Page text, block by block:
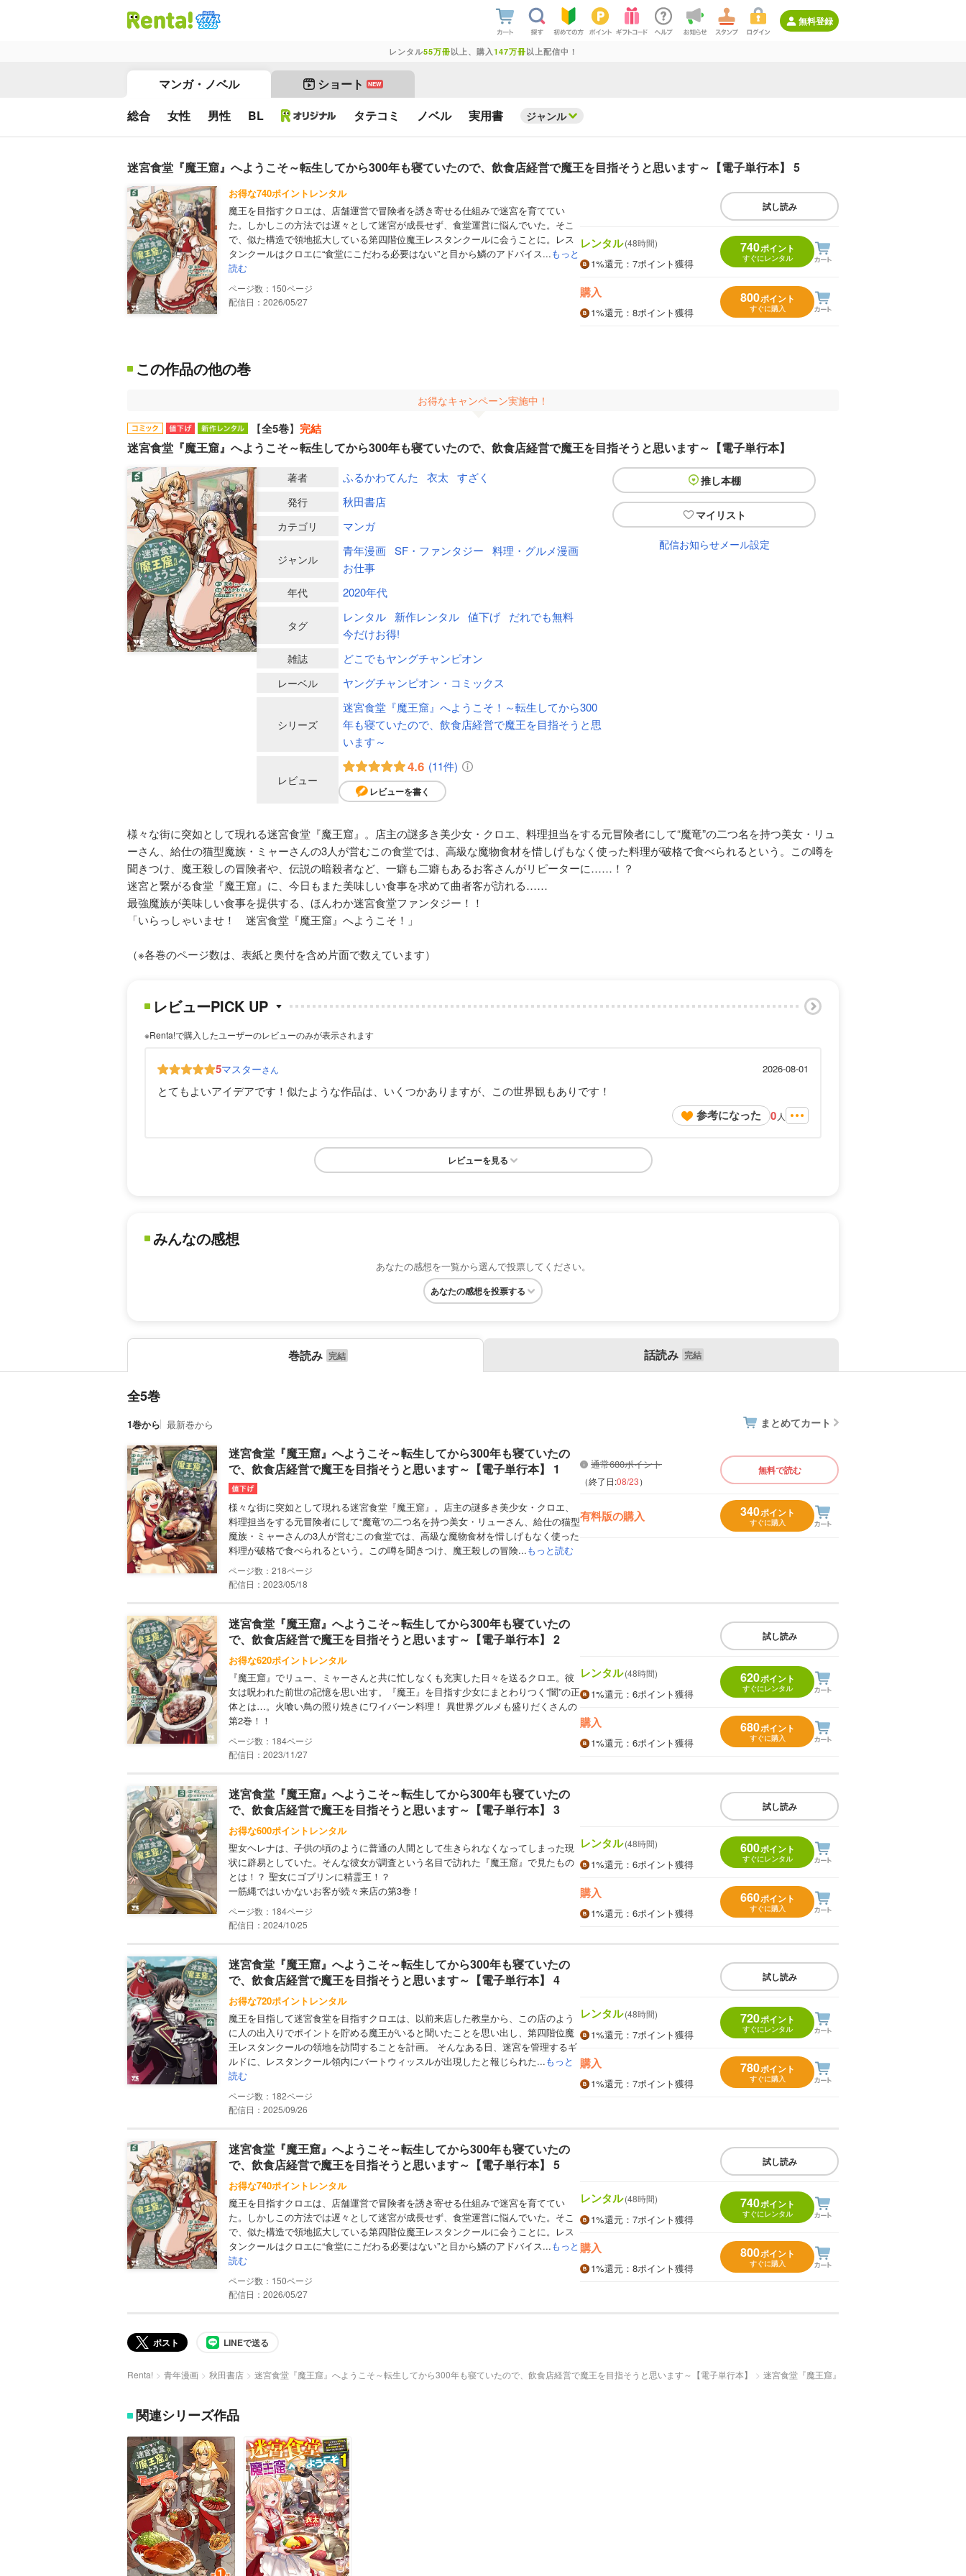
無料登録
レンタル55万冊以上、購入 147万冊以上配信中！
マンガ・ノベル ショート NEW
総合 女性 男性 BL タテコミ ノベル 実用書 ジャンル
迷宮食堂『魔王窟』へようこそ～転生してから300年も寝ていたので、飲食店経営で魔王を目指そうと思います～【電子単行本】 5
お得な740ポイントレンタル
魔王を目指すクロエは、店舗運営で冒険者を誘き寄せる仕組みで迷宮を育ててい
た。しかしこの方法では遅々として迷宮が成長せず、食堂運営に悩んでいた。そこ
で、似た構造で領地拡大している第四階位魔王レスタンクールに会うことに。レス
タンクールはクロエに“食堂にこだわる必要はない”と目から鱗のアドバイス...もっと
読む
150
配信日：2026/05/27
試し読み
レンタル(48時間)
1%還元 ：7ポイント獲得
740ポイント
すぐにレンタル
購入
1%還元 ：8ポイント獲得
800ポイント
すぐに購入
この作品の他の巻
お得なキャンペーン実施中！
【全5巻】 完結
迷宮食堂『魔王窟』へようこそ～転生してから300年も寝ていたので、飲食店経営で魔王を目指そうと思います～【電子単行本】
推し本棚
マイリスト
配信お知らせメール設定
著者 ふるかわてんた 衣太 すざく
発行 秋田書店
カテゴリ マンガ
ジャンル
青年漫画 SF・ファンタジー
料理・グルメ漫画
お仕事
年代 2020年代
タグ
レンタル 新作レンタル 値下げ
だれでも無料
今だけお得!
雑誌 どこでもヤングチャンピオン
レーベル ヤングチャンピオン・コミックス
シリーズ
迷宮食堂『魔王窟』へようこそ！～転生してから300
年も寝ていたので、飲食店経営で魔王を目指そうと思
います～
レビュー
4.6 (11件)
レビューを書く
様々な街に突如として現れる迷宮食堂『魔王窟』。店主の謎多き美少女・クロエ、料理担当をする元冒険者にして“魔竜”の二つ名を持つ美女・リュ
ーさん、給仕の猫型魔族・ミャーさんの3人が営むこの食堂では、高級な魔物食材を惜しげもなく使った料理が破格で食べられるという。この噂を
聞きつけ、魔王殺しの冒険者や、伝説の暗殺者など、一癖も二癖もあるお客さんがリピーターに……！？
迷宮と繋がる食堂『魔王窟』に、今日もまた美味しい食事を求めて曲者客が訪れる……
最強魔族が美味しい食事を提供する、ほんわか迷宮食堂ファンタジー！！
「いらっしゃいませ！ 迷宮食堂『魔王窟』へようこそ！」
（※各巻のページ数は、表紙と奥付を含め片面で数えています）
レビューPICK UP
※Renta!で購入したユーザーのレビューのみが表示されます
5マスターさん 2026-08-01
とてもよいアイデアです！似たような作品は、いくつかありますが、この世界観もありです！
参考になった 0 人
レビューを見る
みんなの感想
あなたの感想を一覧から選んで投票してください。
あなたの感想を投票する
巻読み 話読み
全5巻
1巻から 最新巻から まとめてカート
迷宮食堂『魔王窟』へようこそ～転生してから300年も寝ていたの
で、飲食店経営で魔王を目指そうと思います～【電子単行本】 1
様々な街に突如として現れる迷宮食堂『魔王窟』。店主の謎多き美少女・クロエ、
料理担当をする元冒険者にして“魔竜”の二つ名を持つ美女・リューさん、給仕の猫型
魔族・ミャーさんの3人が営むこの食堂では、高級な魔物食材を惜しげもなく使った
料理が破格で食べられるという。この噂を聞きつけ、魔王殺しの冒険...もっと読む
218
配信日：2023/05/18
通常680ポイント
（終了日:08/23）
無料で読む
有料版の購入 340ポイント
すぐに購入
迷宮食堂『魔王窟』へようこそ～転生してから300年も寝ていたの
で、飲食店経営で魔王を目指そうと思います～【電子単行本】 2
お得な620ポイントレンタル
『魔王窟』でリュー、ミャーさんと共に忙しなくも充実した日々を送るクロエ。彼
女は呪われた前世の記憶を思い出す。『魔王』を目指す少女にまとわりつく“闇”の正
体とは…。火喰い鳥の照り焼きにワイバーン料理！ 異世界グルメも盛りだくさんの
第2巻！！
184
配信日：2023/11/27
試し読み
レンタル(48時間)
1%還元 ：6ポイント獲得
620ポイント
すぐにレンタル
購入
1%還元 ：6ポイント獲得
680ポイント
すぐに購入
迷宮食堂『魔王窟』へようこそ～転生してから300年も寝ていたの
で、飲食店経営で魔王を目指そうと思います～【電子単行本】 3
お得な600ポイントレンタル
聖女ヘレナは、子供の頃のように普通の人間として生きられなくなってしまった現
状に辟易としていた。そんな彼女が調査という名目で訪れた『魔王窟』で見たもの
とは！？ 聖女にゴブリンに精霊王！？
一筋縄ではいかないお客が続々来店の第3巻！
184
配信日：2024/10/25
試し読み
レンタル(48時間)
1%還元 ：6ポイント獲得
600ポイント
すぐにレンタル
購入
1%還元 ：6ポイント獲得
660ポイント
すぐに購入
迷宮食堂『魔王窟』へようこそ～転生してから300年も寝ていたの
で、飲食店経営で魔王を目指そうと思います～【電子単行本】 4
お得な720ポイントレンタル
魔王を目指して迷宮食堂を目指すクロエは、以前来店した教皇から、この店のよう
に人の出入りでポイントを貯める魔王がいると聞いたことを思い出し、第四階位魔
王レスタンクールの領地を訪問することを計画。 そんなある日、迷宮を管理するギ
ルドに、レスタンクール領内にバートウィッスルが出現したと報じられた...もっと
読む
182
配信日：2025/09/26
試し読み
レンタル(48時間)
1%還元 ：7ポイント獲得
720ポイント
すぐにレンタル
購入
1%還元 ：7ポイント獲得
780ポイント
すぐに購入
迷宮食堂『魔王窟』へようこそ～転生してから300年も寝ていたの
で、飲食店経営で魔王を目指そうと思います～【電子単行本】 5
お得な740ポイントレンタル
魔王を目指すクロエは、店舗運営で冒険者を誘き寄せる仕組みで迷宮を育ててい
た。しかしこの方法では遅々として迷宮が成長せず、食堂運営に悩んでいた。そこ
で、似た構造で領地拡大している第四階位魔王レスタンクールに会うことに。レス
タンクールはクロエに“食堂にこだわる必要はない”と目から鱗のアドバイス...もっと
読む
150
配信日：2026/05/27
試し読み
レンタル(48時間)
1%還元 ：7ポイント獲得
740ポイント
すぐにレンタル
購入
1%還元 ：8ポイント獲得
800ポイント
すぐに購入
ポスト LINEで送る
Renta! 青年漫画 秋田書店 迷宮食堂『魔王窟』へようこそ～転生してから300年も寝ていたので、飲食店経営で魔王を目指そうと思います～【電子単行本】 迷宮食堂『魔王窟』へようこそ～転生してから300
関連シリーズ作品